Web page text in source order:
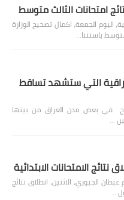
امتحانات الثالث متوسط
اليوم الجمعة، اكمال تصحيح الوزارة
باستثنا…
التي ستشهد تساقط
في بعض مدن العراق من بينها
نتائج الامتحانات الابتدائية
عبطان الجبوري، الاثنين، انطلاق نتائج